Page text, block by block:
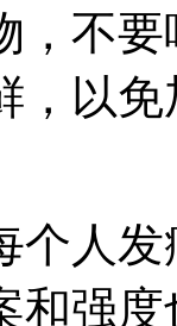
，不
，以
个人
和强